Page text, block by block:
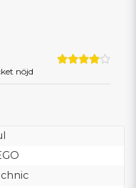
nöjd